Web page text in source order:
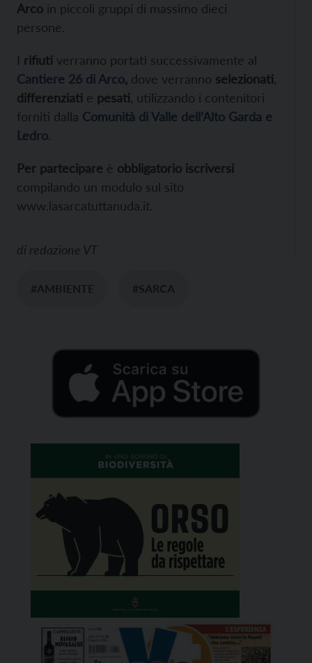
Arco in piccoli gruppi di massimo dieci
persone.
I rifiuti verranno portati successivamente al
Cantiere 26 di Arco, dove verranno selezionati
differenziati e pesati , utilizzando i contenitori
forniti dalla Comunità di Valle dell’Alto Garda e
Ledro.
Per partecipare è obbligatorio iscriversi
compilando un modulo sul sito
www.lasarcatuttanuda.it.
di redazione VT
#AMBIENTE #SARCA